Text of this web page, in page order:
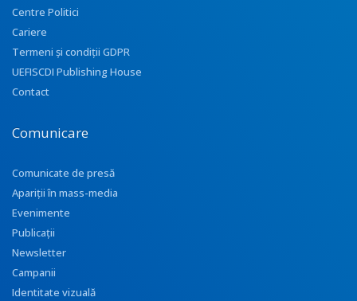
Centre Politici
Cariere
Termeni și condiții GDPR
UEFISCDI Publishing House
Contact
Comunicare
Comunicate de presă
Apariţii în mass-media
Evenimente
Publicații
Newsletter
Campanii
Identitate vizuală